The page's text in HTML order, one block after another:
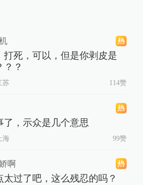
打死，可以，但是你剥皮是
？？
苏 114赞
了，示众是几个意思
海 99赞
啊
太过了吧，这么残忍的吗？